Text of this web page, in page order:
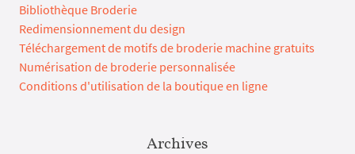
Bibliothèque Broderie
Redimensionnement du design
Téléchargement de motifs de broderie machine gratuits
Numérisation de broderie personnalisée
Conditions d'utilisation de la boutique en ligne
Archives